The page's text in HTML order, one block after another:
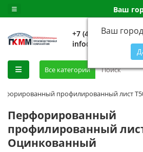
Ваш
Ваш
+7 (499) 648-92-94
Все категории
профилированный лист
Перфорированный
профилированный
Оцинкованный